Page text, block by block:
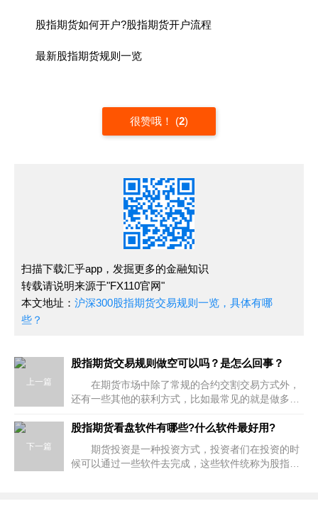
股指期货如何开户?股指期货开户流程
最新股指期货规则一览
很赞哦！ (2)
扫描下载汇乎app，发掘更多的金融知识
转载请说明来源于"FX110官网"
本文地址： 沪深300股指期货交易规则一览，具体有哪
些？
上一篇
股指期货交易规则做空可以吗？是怎么回事？
在期货市场中除了常规的合约交割交易方式外，
还有一些其他的获利方式，比如最常见的就是做多和
期货是不允许做空的，只有国外有，下
下一篇
股指期货看盘软件有哪些?什么软件最好用?
期货投资是一种投资方式，投资者们在投资的时
候可以通过一些软件去完成，这些软件统称为股指期